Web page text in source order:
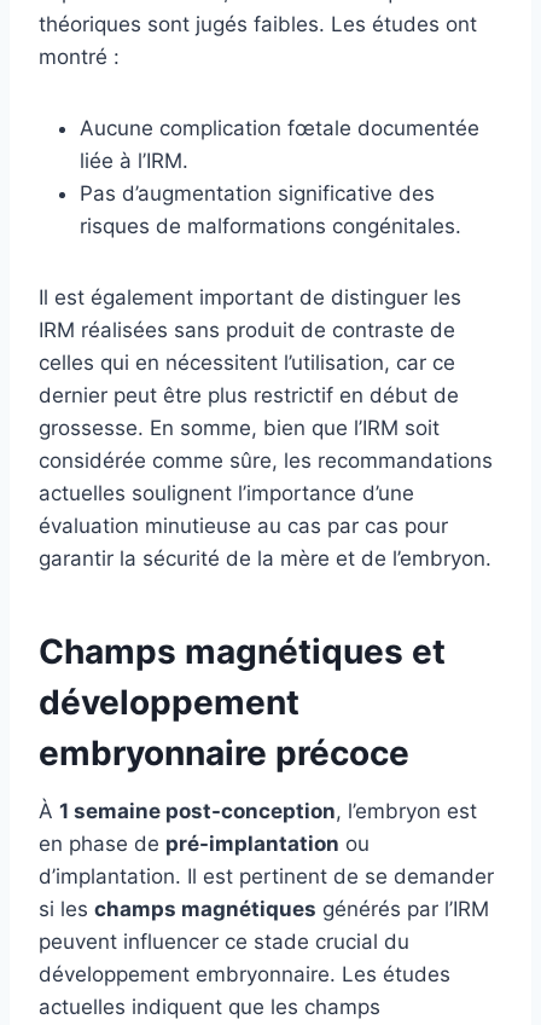
théoriques sont jugés faibles. Les études ont
montré :
Aucune complication fœtale documentée
liée à l’IRM.
Pas d’augmentation significative des
risques de malformations congénitales.
Il est également important de distinguer les
IRM réalisées sans produit de contraste de
celles qui en nécessitent l’utilisation, car ce
dernier peut être plus restrictif en début de
grossesse. En somme, bien que l’IRM soit
considérée comme sûre, les recommandations
actuelles soulignent l’importance d’une
évaluation minutieuse au cas par cas pour
garantir la sécurité de la mère et de l’embryon.
Champs magnétiques et
développement
embryonnaire précoce
À 1 semaine post-conception, l’embryon est
en phase de pré-implantation ou
d’implantation. Il est pertinent de se demander
si les champs magnétiques générés par l’IRM
peuvent influencer ce stade crucial du
développement embryonnaire. Les études
actuelles indiquent que les champs